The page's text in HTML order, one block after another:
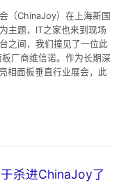
（ChinaJoy）在上海新国
主题，IT之家也来到现场
之间，我们撞见了一位此
厂商维信诺。作为长期深
相面板垂直行业展会，此
杀进ChinaJoy了